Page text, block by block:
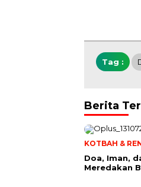
Tag :
Berita
KOTBAH &
​Doa, Iman,
Meredakan